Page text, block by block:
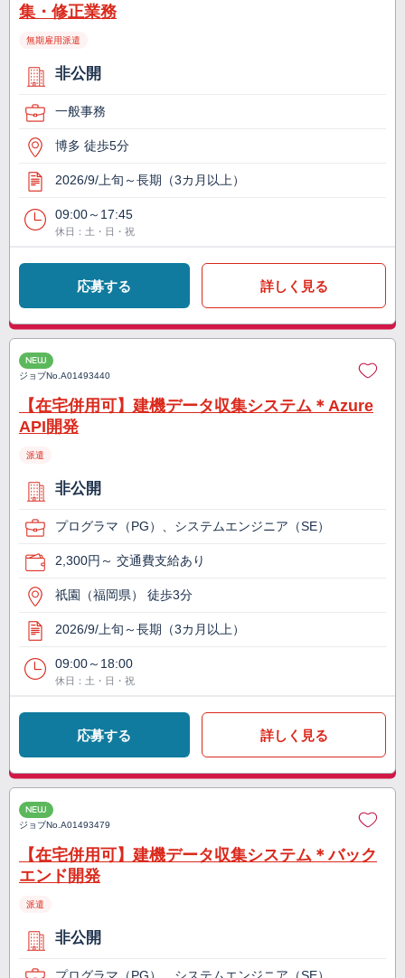
集・修正業務
無期雇用派遣
非公開
一般事務
博多 徒歩5分
2026/9/上旬～長期（3カ月以上）
09:00～17:45
休日：土・日・祝
応募する 詳しく見る
NEW
ジョブNo.A01493440
【在宅併用可】建機データ収集システム＊Azure
API開発
派遣
非公開
プログラマ（PG）、システムエンジニア（SE）
2,300円～ 交通費支給あり
祇園（福岡県） 徒歩3分
2026/9/上旬～長期（3カ月以上）
09:00～18:00
休日：土・日・祝
応募する 詳しく見る
NEW
ジョブNo.A01493479
【在宅併用可】建機データ収集システム＊バック
エンド開発
派遣
非公開